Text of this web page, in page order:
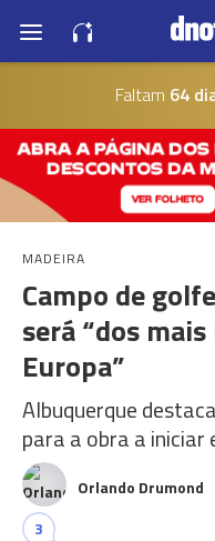
Faltam 64
MADEIRA
Campo de
será “dos
Europa”
Albuquerque
para a obra a iniciar
Orlando Drumond
3